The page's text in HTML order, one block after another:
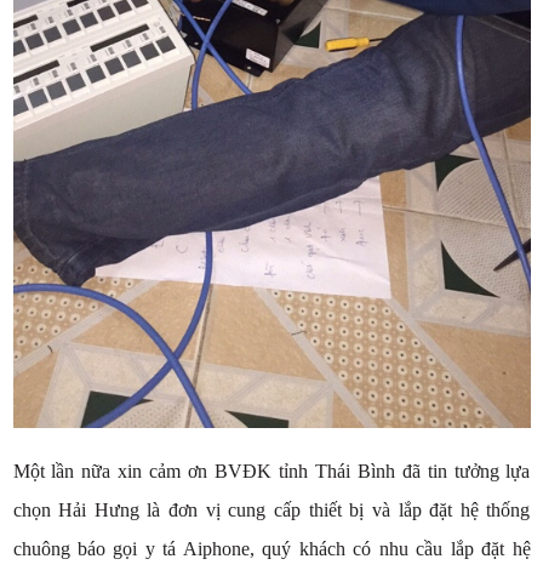
Một lần nữa xin cảm ơn BVĐK tỉnh Thái Bình đã tin tưởng lựa
chọn Hải Hưng là đơn vị cung cấp thiết bị và lắp đặt hệ thống
chuông báo gọi y tá Aiphone, quý khách có nhu cầu lắp đặt hệ